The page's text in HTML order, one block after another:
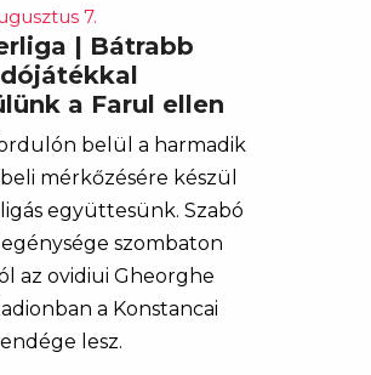
7.
| Bátrabb
a Farul ellen
belül a harmadik
mérkőzésére készül
együttesünk. Szabó
szombaton
az ovidiui Gheorghe
a Konstancai
lesz.